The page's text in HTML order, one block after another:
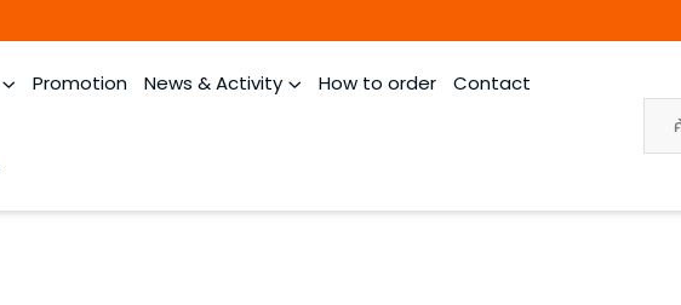
Promotion News & Activity How to order Contact